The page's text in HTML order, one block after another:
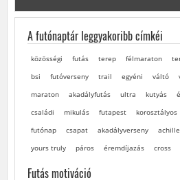
A futónaptár leggyakoribb címkéi
közösségi futás terep félmaraton
bsi
futóverseny trail egyéni váltó
maraton
akadályfutás ultra kutyás
családi
mikulás futapest korosztályos
futónap
csapat akadályverseny
yours truly
páros éremdíjazás cross
Futás motiváció